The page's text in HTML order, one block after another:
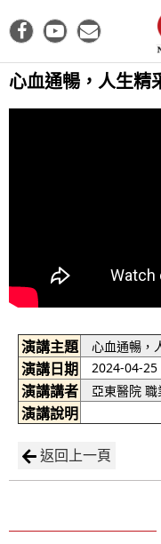
心血通暢，人生精
演講主題 心血通暢，
演講日期 2024-04-25
演講講者 亞東醫院 職
演講說明
返回上一頁